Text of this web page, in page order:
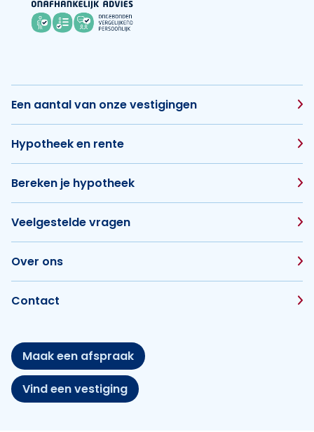
Een aantal van onze vestigingen
Hypotheek en rente
Bereken je hypotheek
Veelgestelde vragen
Over ons
Contact
Maak een afspraak
Vind een vestiging